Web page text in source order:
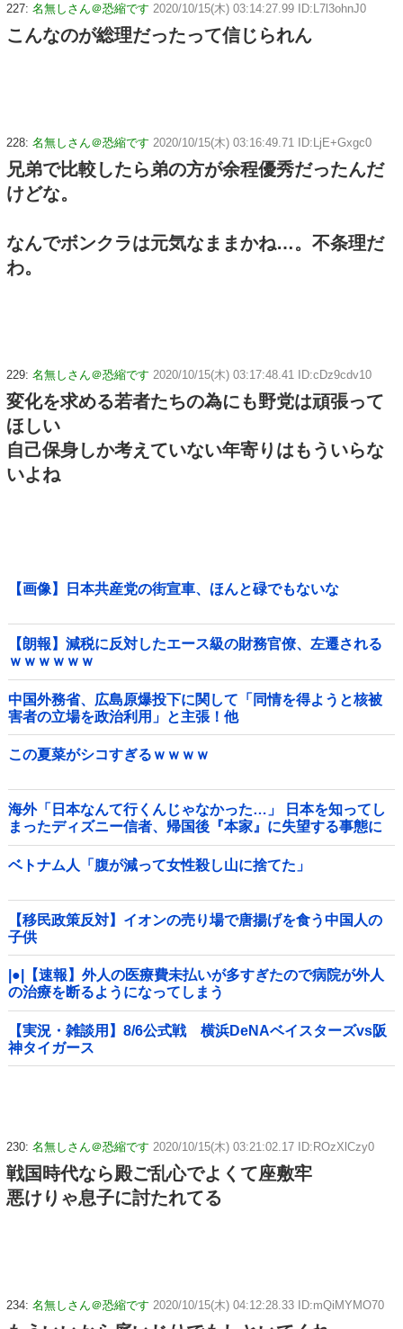
227: 名無しさん＠恐縮です 2020/10/15(木) 03:14:27.99 ID:L7l3ohnJ0
こんなのが総理だったって信じられん
228: 名無しさん＠恐縮です 2020/10/15(木) 03:16:49.71 ID:LjE+Gxgc0
兄弟で比較したら弟の方が余程優秀だったんだ
けどな。
なんでボンクラは元気なままかね…。不条理だ
わ。
229: 名無しさん＠恐縮です 2020/10/15(木) 03:17:48.41 ID:cDz9cdv10
変化を求める若者たちの為にも野党は頑張って
ほしい
自己保身しか考えていない年寄りはもういらな
いよね
【画像】日本共産党の街宣車、ほんと碌でもないな
【朗報】減税に反対したエース級の財務官僚、左遷される
ｗｗｗｗｗｗ
中国外務省、広島原爆投下に関して「同情を得ようと核被
害者の立場を政治利用」と主張！他
この夏菜がシコすぎるｗｗｗｗ
海外「日本なんて行くんじゃなかった…」 日本を知ってし
まったディズニー信者、帰国後『本家』に失望する事態に
ベトナム人「腹が減って女性殺し山に捨てた」
【移民政策反対】イオンの売り場で唐揚げを食う中国人の
子供
|●|【速報】外人の医療費未払いが多すぎたので病院が外人
の治療を断るようになってしまう
【実況・雑談用】8/6公式戦 横浜DeNAベイスターズvs阪
神タイガース
230: 名無しさん＠恐縮です 2020/10/15(木) 03:21:02.17 ID:ROzXlCzy0
戦国時代なら殿ご乱心でよくて座敷牢
悪けりゃ息子に討たれてる
234: 名無しさん＠恐縮です 2020/10/15(木) 04:12:28.33 ID:mQiMYMO70